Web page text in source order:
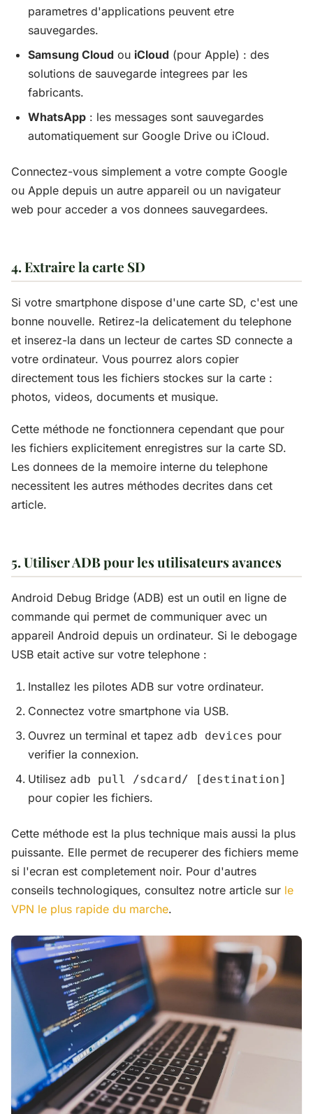
parametres d'applications peuvent etre
sauvegardes.
Samsung Cloud ou iCloud (pour Apple) : des
solutions de sauvegarde integrees par les
fabricants.
WhatsApp : les messages sont sauvegardes
automatiquement sur Google Drive ou iCloud.
Connectez-vous simplement a votre compte Google
ou Apple depuis un autre appareil ou un navigateur
web pour acceder a vos donnees sauvegardees.
4. Extraire la carte SD
Si votre smartphone dispose d'une carte SD, c'est une
bonne nouvelle. Retirez-la delicatement du telephone
et inserez-la dans un lecteur de cartes SD connecte a
votre ordinateur. Vous pourrez alors copier
directement tous les fichiers stockes sur la carte :
photos, videos, documents et musique.
Cette méthode ne fonctionnera cependant que pour
les fichiers explicitement enregistres sur la carte SD.
Les donnees de la memoire interne du telephone
necessitent les autres méthodes decrites dans cet
article.
5. Utiliser ADB pour les utilisateurs avances
Android Debug Bridge (ADB) est un outil en ligne de
commande qui permet de communiquer avec un
appareil Android depuis un ordinateur. Si le debogage
USB etait active sur votre telephone :
Installez les pilotes ADB sur votre ordinateur.
Connectez votre smartphone via USB.
Ouvrez un terminal et tapez adb devices pour
verifier la connexion.
Utilisez adb pull /sdcard/ [destination]
pour copier les fichiers.
Cette méthode est la plus technique mais aussi la plus
puissante. Elle permet de recuperer des fichiers meme
si l'ecran est completement noir. Pour d'autres
conseils technologiques, consultez notre article sur le
VPN le plus rapide du marche.